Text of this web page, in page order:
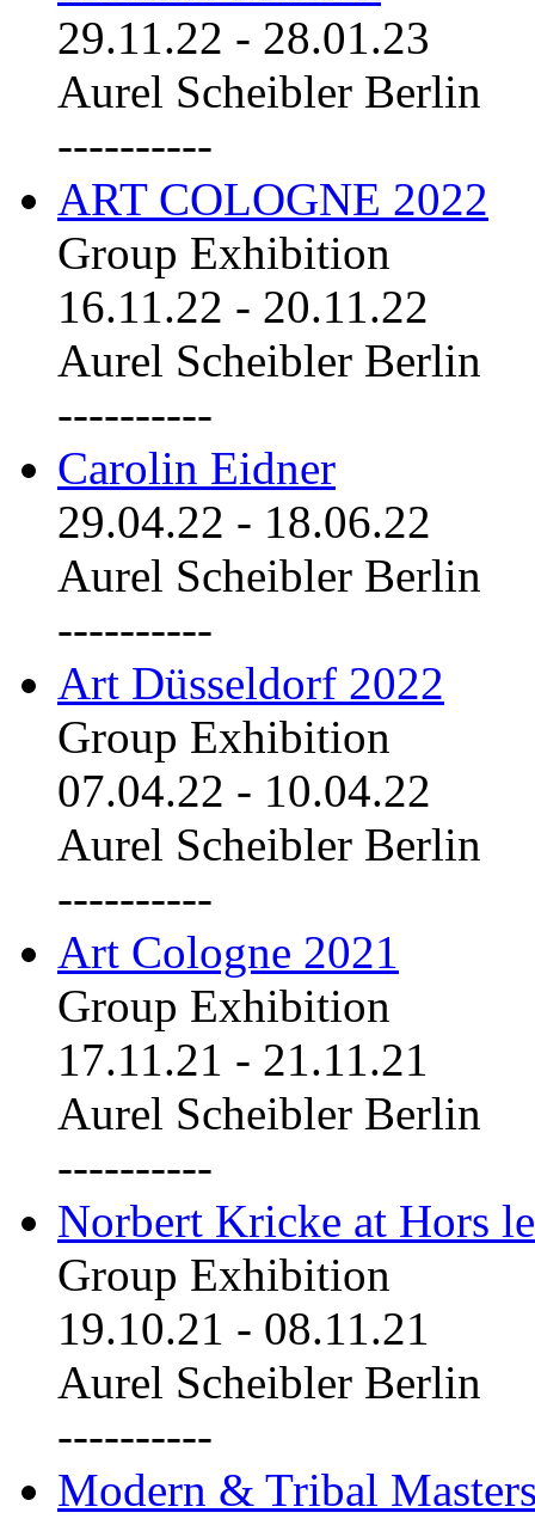
29.11.22 - 28.01.23
Aurel Scheibler Berlin
----------
ART COLOGNE 2022
Group Exhibition
16.11.22 - 20.11.22
Aurel Scheibler Berlin
----------
Carolin Eidner
29.04.22 - 18.06.22
Aurel Scheibler Berlin
----------
Art Düsseldorf 2022
Group Exhibition
07.04.22 - 10.04.22
Aurel Scheibler Berlin
----------
Art Cologne 2021
Group Exhibition
17.11.21 - 21.11.21
Aurel Scheibler Berlin
----------
Norbert Kricke at Hors
Group Exhibition
19.10.21 - 08.11.21
Aurel Scheibler Berlin
----------
Modern & Tribal